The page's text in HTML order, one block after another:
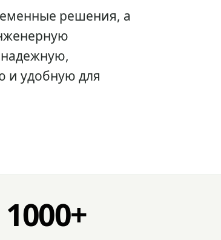
решения, а
надежную,
и удобную для
1000+